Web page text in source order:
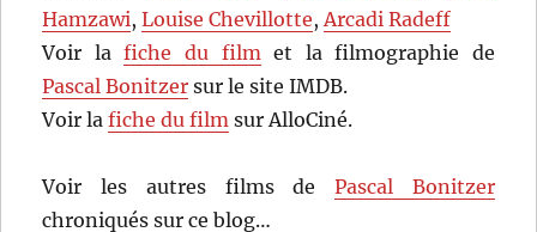
Hamzawi,Louise Chevillotte,Arcadi Radeff
Voir lafiche du filmet la filmographie de
Pascal Bonitzer sur le site IMDB.
Voir lafiche du film sur AlloCiné.
Voir les autres films de Pascal Bonitzer
chroniqués sur ce blog…